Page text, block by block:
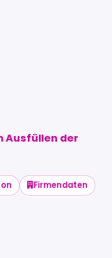
Ausfüllen der
Firmendaten